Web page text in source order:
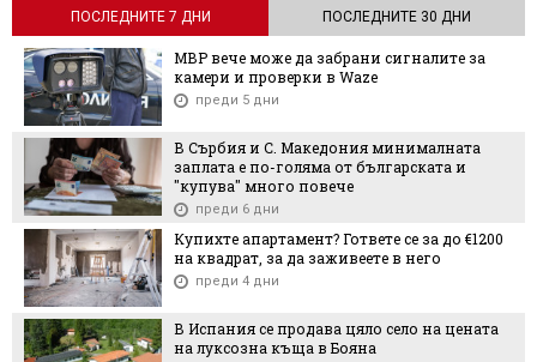
ПОСЛЕДНИТЕ 7 ДНИ ПОСЛЕДНИТЕ 30 ДНИ
МВР вече може да забрани сигналите за
камери и проверки в Waze
преди 5 дни
В Сърбия и С. Македония минималната
заплата е по-голяма от българската и
"купува" много повече
преди 6 дни
Купихте апартамент? Гответе се за до €1200
на квадрат, за да заживеете в него
преди 4 дни
В Испания се продава цяло село на цената
на луксозна къща в Бояна